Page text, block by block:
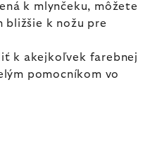
k mlynčeku, môžete
bližšie k nožu pre
k akejkoľvek farebnej
pomocníkom vo